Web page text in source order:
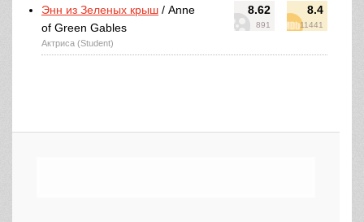
8.62
891
8.4
11441
Энн из Зеленых крыш / Anne
of Green Gables
Актриса (Student)